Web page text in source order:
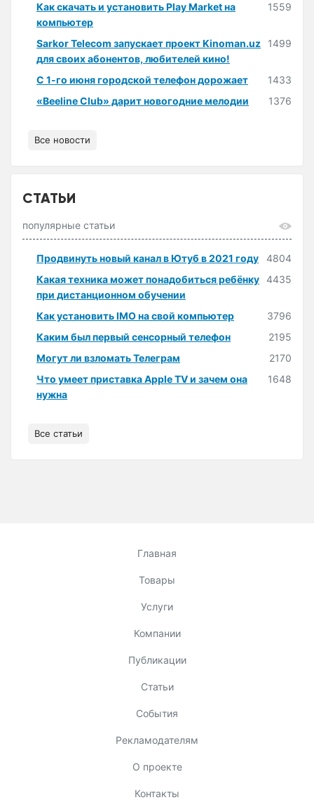
Как скачать и установить Play Market на
компьютер
1559
Sarkor Telecom запускает проект Kinoman.uz
для своих абонентов, любителей кино!
1499
С 1-го июня городской телефон дорожает
1433
«Beeline Club» дарит новогодние мелодии
1376
Все новости
СТАТЬИ
популярные статьи
Продвинуть новый канал в Ютуб в 2021 году
4804
Какая техника может понадобиться ребёнку
при дистанционном обучении
4435
Как установить IMO на свой компьютер
3796
Каким был первый сенсорный телефон
2195
Могут ли взломать Телеграм
2170
Что умеет приставка Apple TV и зачем она
нужна
1648
Все статьи
Главная
Товары
Услуги
Компании
Публикации
Статьи
События
Рекламодателям
О проекте
Контакты